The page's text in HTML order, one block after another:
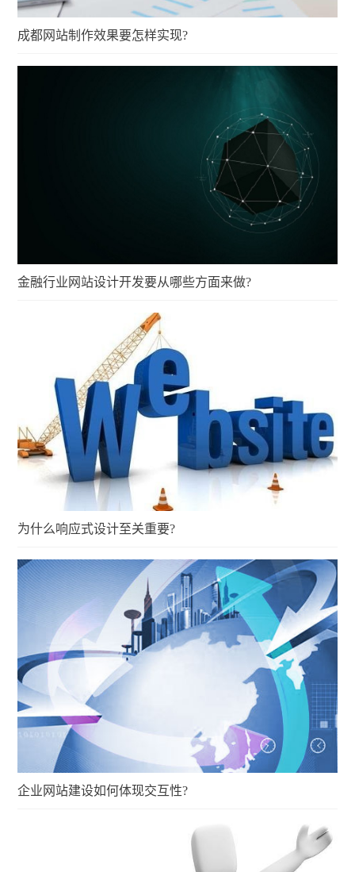
成都网站制作效果要怎样实现?
金融行业网站设计开发要从哪些方面来做?
为什么响应式设计至关重要?
企业网站建设如何体现交互性?